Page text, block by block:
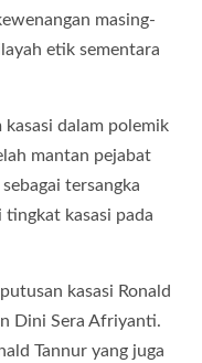
masing-
etik sementara
dalam polemik
mantan pejabat
tersangka
kasasi pada
kasasi Ronald
Dini Sera Afriyanti.
Tannur yang juga